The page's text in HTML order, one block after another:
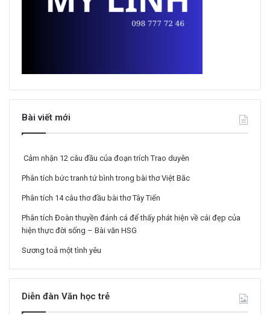
Bài viết mới
Cảm nhận 12 câu đầu của đoạn trích Trao duyên
Phân tích bức tranh tứ bình trong bài thơ Việt Bắc
Phân tích 14 câu thơ đầu bài thơ Tây Tiến
Phân tích Đoàn thuyền đánh cá để thấy phát hiện về cái đẹp của
hiện thực đời sống – Bài văn HSG
Sương toả một tình yêu
Diễn đàn Văn học trẻ